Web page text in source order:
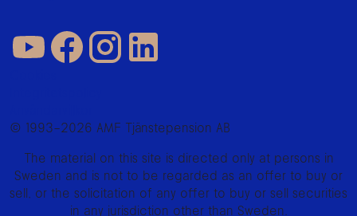
© 1993–2026 AMF Tjänstepension AB
The material on this site is directed only at persons in
Sweden and is not to be regarded as an offer to buy or
sell, or the solicitation of any offer to buy or sell securities
in any jurisdiction other than Sweden.